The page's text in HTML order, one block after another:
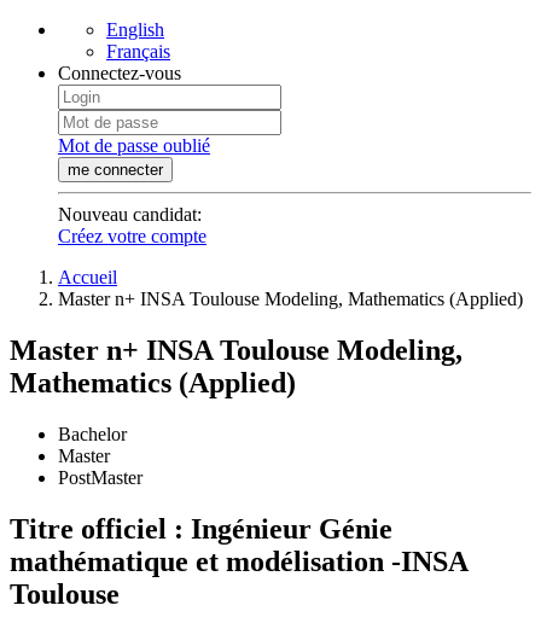
English
Français
Connectez-vous
Mot de passe oublié
me connecter
Nouveau candidat:
Créez votre compte
Accueil
Master n+ INSA Toulouse Modeling, Mathematics (Applied)
Master n+ INSA Toulouse Modeling,
Mathematics (Applied)
Bachelor
Master
PostMaster
Titre officiel : Ingénieur Génie
mathématique et modélisation -INSA
Toulouse